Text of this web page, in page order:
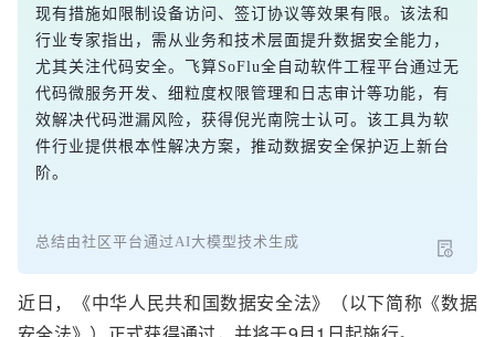
现有措施如限制设备访问、签订协议等效果有限。该法和
行业专家指出，需从业务和技术层面提升数据安全能力，
尤其关注代码安全。飞算SoFlu全自动软件工程平台通过无
代码微服务开发、细粒度权限管理和日志审计等功能，有
效解决代码泄漏风险，获得倪光南院士认可。该工具为软
件行业提供根本性解决方案，推动数据安全保护迈上新台
阶。
总结由社区平台通过AI大模型技术生成
近日，《中华人民共和国数据安全法》（以下简称《数据